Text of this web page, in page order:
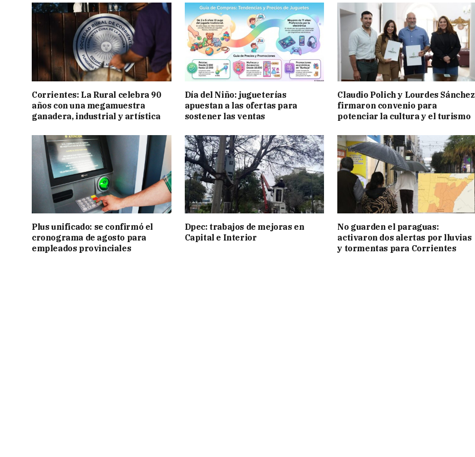
Corrientes: La Rural celebra 90
años con una megamuestra
ganadera, industrial y artística
Día del Niño: jugueterías
apuestan a las ofertas para
sostener las ventas
Claudio Polich y Lourdes Sánchez
firmaron convenio para
potenciar la cultura y el turismo
Plus unificado: se confirmó el
cronograma de agosto para
empleados provinciales
Dpec: trabajos de mejoras en
Capital e Interior
No guarden el paraguas:
activaron dos alertas por lluvias
y tormentas para Corrientes